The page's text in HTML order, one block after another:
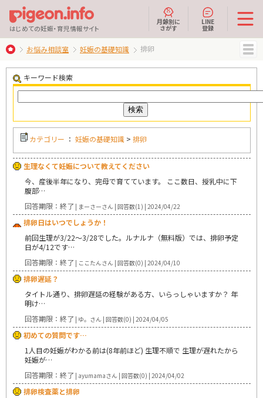
はじめての妊娠・育児情報サイト
月齢別に
さがす
LINE
登録
MENU
お悩み相談室 妊娠の基礎知識 排卵
キーワード検索
カテゴリー ： 妊娠の基礎知識 > 排卵
生理なくて妊娠について教えてください
今、産後半年になり、完母で育てています。 ここ数日、授乳中に下
腹部…
回答期限：終了 | まーさーさん | 回答数(1) | 2024/04/22
排卵日はいつでしょうか！
前回生理が3/22〜3/28でした。ルナルナ（無料版）では、排卵予定
日が4/12です…
回答期限：終了 | ここたんさん | 回答数(0) | 2024/04/10
排卵遅延？
タイトル通り、排卵遅延の経験がある方、いらっしゃいますか？ 年
明け…
回答期限：終了 | ゆ。さん | 回答数(0) | 2024/04/05
初めての質問です…
1人目の妊娠がわかる前は(8年前ほど) 生理不順で 生理が遅れたから
妊娠が…
回答期限：終了 | ayumamaさん | 回答数(0) | 2024/04/02
排卵検査薬と排卵